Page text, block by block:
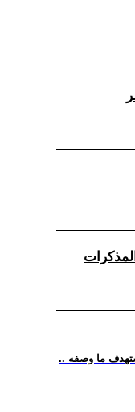
ما وصفه